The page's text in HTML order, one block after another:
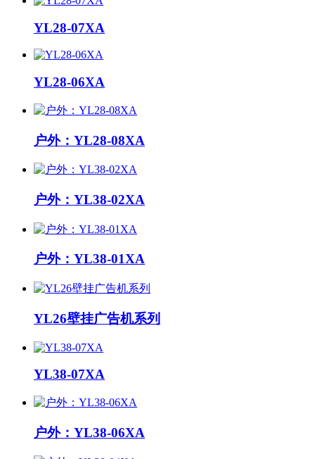
YL28-07XA
YL28-06XA
户外：YL28-08XA
户外：YL38-02XA
户外：YL38-01XA
YL26壁挂广告机系列
YL38-07XA
户外：YL38-06XA